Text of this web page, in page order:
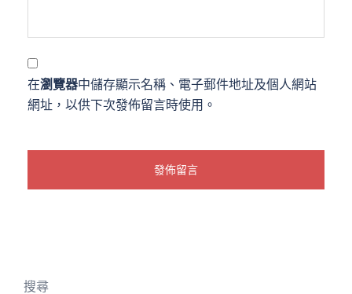
在瀏覽器中儲存顯示名稱、電子郵件地址及個人網站
網址，以供下次發佈留言時使用。
搜尋